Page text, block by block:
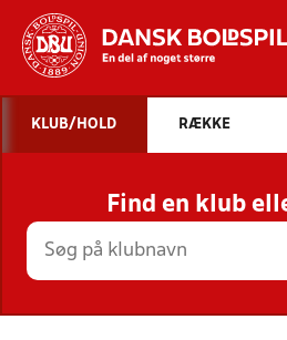
STILLINGER,
HOLD
KLUB/HOLD RÆKKE
Find en klub